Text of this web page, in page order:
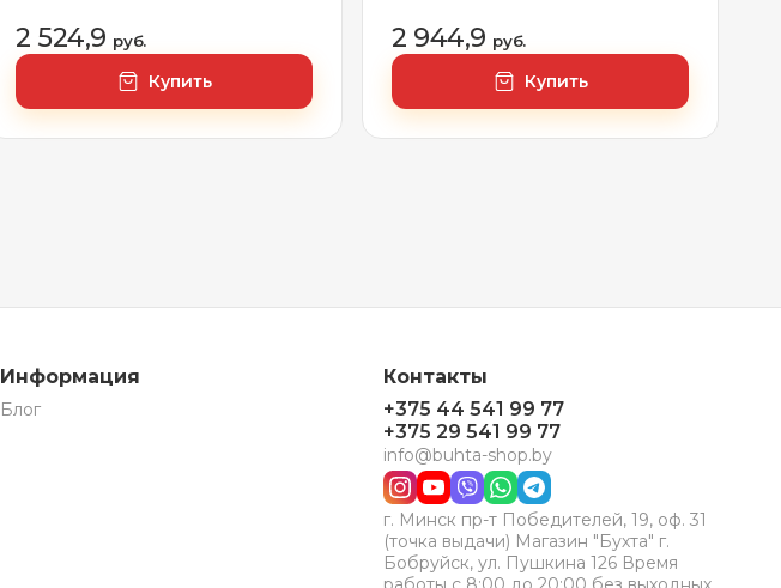
2 524,9 руб.
Купить
2 944,9 руб.
Купить
Информация
Блог
Контакты
+375 44 541 99 77
+375 29 541 99 77
info@buhta-shop.by
г. Минск пр-т Победителей, 19, оф. 31
(точка выдачи) Магазин "Бухта" г.
Бобруйск, ул. Пушкина 126 Время